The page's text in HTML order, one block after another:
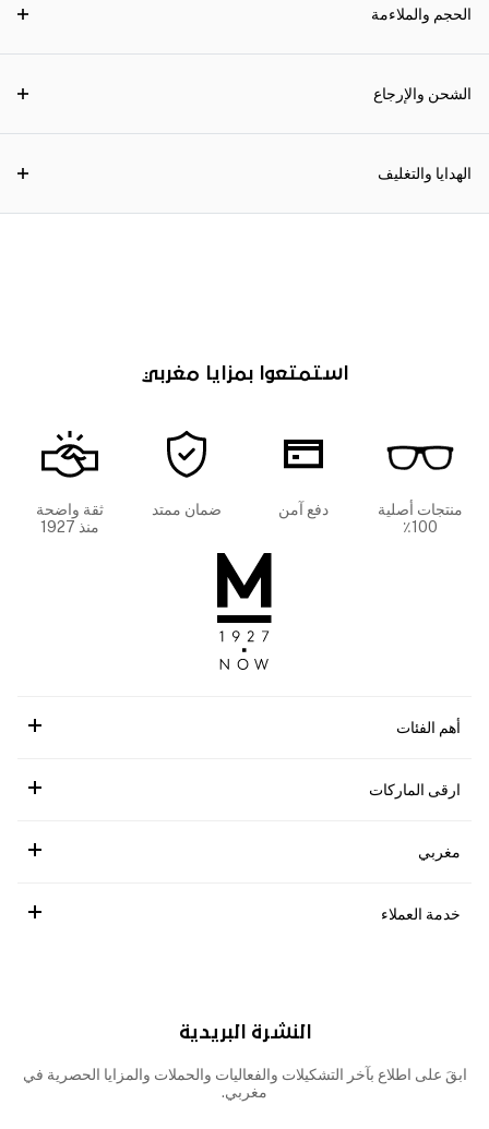
الحجم والملاءمة
الشحن والإرجاع
الهدايا والتغليف
استمتعوا بمزايا مغربي
منتجات أصلية
100٪
دفع آمن ضمان ممتد
ثقة واضحة
منذ 1927
أهم الفئات
ارقى الماركات
مغربي
خدمة العملاء
النشرة البريدية
ابقَ على اطلاع بآخر التشكيلات والفعاليات والحملات والمزايا الحصرية في
مغربي.